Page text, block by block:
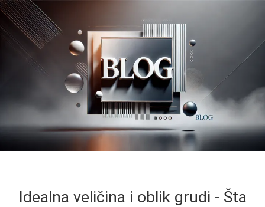
Idealna veličina i oblik grudi - Šta